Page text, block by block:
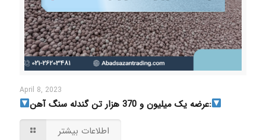
April 8, 2023
عرضه یک میلیون و 370 هزار تن گندله سنگ آهن:
اطلاعات بیشتر